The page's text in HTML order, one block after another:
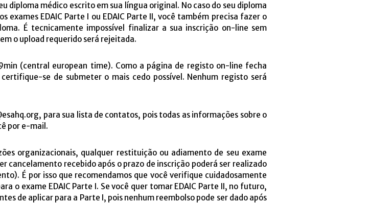
diploma médico escrito em sua língua original. No caso do seu diploma
EDAIC Parte I ou EDAIC Parte II, você também precisa fazer o
É tecnicamente impossível finalizar a sua inscrição on-line sem
o upload requerido será rejeitada.
(central european time). Como a página de registo on-line fecha
se de submeter o mais cedo possível. Nenhum registo será
para sua lista de contatos, pois todas as informações sobre o
por e-mail.
organizacionais, qualquer restituição ou adiamento de seu exame
cancelamento recebido após o prazo de inscrição poderá ser realizado
É por isso que recomendamos que você verifique cuidadosamente
o exame EDAIC Parte I. Se você quer tomar EDAIC Parte II, no futuro,
de aplicar para a Parte I, pois nenhum reembolso pode ser dado após